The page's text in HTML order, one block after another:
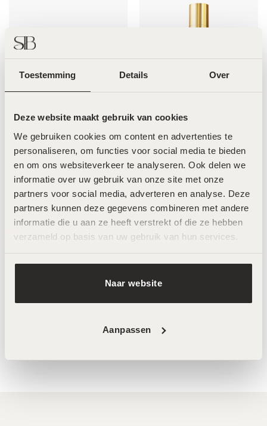
Toestemming Details Over
Deze website maakt gebruik van cookies
We gebruiken cookies om content en advertenties te
personaliseren, om functies voor social media te bieden
en om ons websiteverkeer te analyseren. Ook delen we
informatie over uw gebruik van onze site met onze
partners voor social media, adverteren en analyse. Deze
partners kunnen deze gegevens combineren met andere
informatie die u aan ze heeft verstrekt of die ze hebben
verzameld op basis van uw gebruik van hun services.
Naar website
Aanpassen
LABAREAU The Collection –
€239,00
LABAREAU The Rich Cream –
€119,00
– 60ml